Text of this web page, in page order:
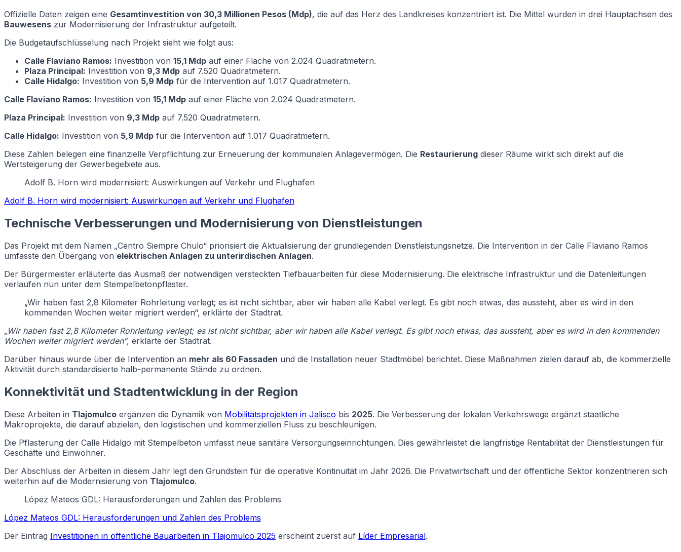
Offizielle Daten zeigen eine Gesamtinvestition von 30,3 Millionen Pesos (Mdp), die auf das Herz des Landkreises konzentriert ist. Die Mittel wurden in drei Hauptachsen des
Bauwesens zur Modernisierung der Infrastruktur aufgeteilt.
Die Budgetaufschlüsselung nach Projekt sieht wie folgt aus:
Calle Flaviano Ramos: Investition von 15,1 Mdp auf einer Fläche von 2.024 Quadratmetern.
Plaza Principal: Investition von 9,3 Mdp auf 7.520 Quadratmetern.
Calle Hidalgo: Investition von 5,9 Mdp für die Intervention auf 1.017 Quadratmetern.
Calle Flaviano Ramos: Investition von 15,1 Mdp auf einer Fläche von 2.024 Quadratmetern.
Plaza Principal: Investition von 9,3 Mdp auf 7.520 Quadratmetern.
Calle Hidalgo: Investition von 5,9 Mdp für die Intervention auf 1.017 Quadratmetern.
Diese Zahlen belegen eine finanzielle Verpflichtung zur Erneuerung der kommunalen Anlagevermögen. Die Restaurierung dieser Räume wirkt sich direkt auf die
Wertsteigerung der Gewerbegebiete aus.
Adolf B. Horn wird modernisiert: Auswirkungen auf Verkehr und Flughafen
Adolf B. Horn wird modernisiert: Auswirkungen auf Verkehr und Flughafen
Technische Verbesserungen und Modernisierung von Dienstleistungen
Das Projekt mit dem Namen „Centro Siempre Chulo“ priorisiert die Aktualisierung der grundlegenden Dienstleistungsnetze. Die Intervention in der Calle Flaviano Ramos
umfasste den Übergang von elektrischen Anlagen zu unterirdischen Anlagen.
Der Bürgermeister erläuterte das Ausmaß der notwendigen versteckten Tiefbauarbeiten für diese Modernisierung. Die elektrische Infrastruktur und die Datenleitungen
verlaufen nun unter dem Stempelbetonpflaster.
„Wir haben fast 2,8 Kilometer Rohrleitung verlegt; es ist nicht sichtbar, aber wir haben alle Kabel verlegt. Es gibt noch etwas, das aussteht, aber es wird in den
kommenden Wochen weiter migriert werden“, erklärte der Stadtrat.
„Wir haben fast 2,8 Kilometer Rohrleitung verlegt; es ist nicht sichtbar, aber wir haben alle Kabel verlegt. Es gibt noch etwas, das aussteht, aber es wird in den kommenden
Wochen weiter migriert werden“, erklärte der Stadtrat.
Darüber hinaus wurde über die Intervention an mehr als 60 Fassaden und die Installation neuer Stadtmöbel berichtet. Diese Maßnahmen zielen darauf ab, die kommerzielle
Aktivität durch standardisierte halb-permanente Stände zu ordnen.
Konnektivität und Stadtentwicklung in der Region
Diese Arbeiten in Tlajomulco ergänzen die Dynamik von Mobilitätsprojekten in Jalisco bis 2025. Die Verbesserung der lokalen Verkehrswege ergänzt staatliche
Makroprojekte, die darauf abzielen, den logistischen und kommerziellen Fluss zu beschleunigen.
Die Pflasterung der Calle Hidalgo mit Stempelbeton umfasst neue sanitäre Versorgungseinrichtungen. Dies gewährleistet die langfristige Rentabilität der Dienstleistungen für
Geschäfte und Einwohner.
Der Abschluss der Arbeiten in diesem Jahr legt den Grundstein für die operative Kontinuität im Jahr 2026. Die Privatwirtschaft und der öffentliche Sektor konzentrieren sich
weiterhin auf die Modernisierung von Tlajomulco.
López Mateos GDL: Herausforderungen und Zahlen des Problems
López Mateos GDL: Herausforderungen und Zahlen des Problems
Der Eintrag Investitionen in öffentliche Bauarbeiten in Tlajomulco 2025 erscheint zuerst auf Líder Empresarial.